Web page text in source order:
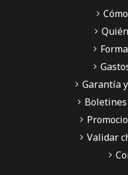
Garantía
Validar